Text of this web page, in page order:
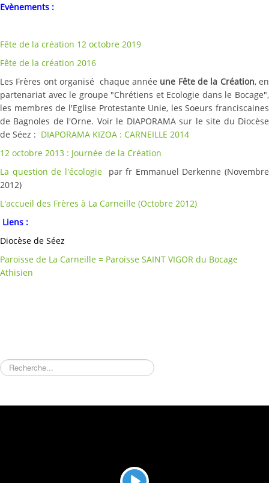
Evènements :
Fête de la création 12 octobre 2019
Fête de la création 2016
Les Frères ont organisé chaque année une Fête de la Création, en
partenariat avec le groupe "Chrétiens et Ecologie dans le Bocage",
les membres de l'Eglise Protestante Unie, les Soeurs franciscaines
de Bagnoles de l'Orne. Voir le DIAPORAMA sur le site du Diocèse
de Séez : DIAPORAMA KIZOA : CARNEILLE 2014
12 octobre 2013 : Journée de la Création
La question de l'écologie
par fr Emmanuel Derkenne (Novembre
2012)
L'accueil des Frères à La Carneille (Octobre 2012)
Liens :
Diocèse de Séez
Paroisse de La Carneille = Paroisse SAINT VIGOR du Bocage
Athisien
Rechercher